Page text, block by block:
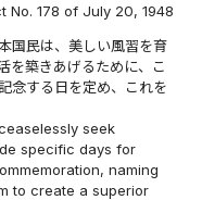
No. 178 of July 20, 1948
国民は、美しい風習を育
を築きあげるために、こ
念する日を定め、これを
seek
specific days for
naming
to create a superior